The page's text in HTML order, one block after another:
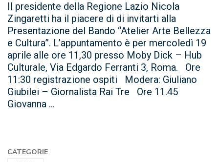
Il presidente della Regione Lazio Nicola
Zingaretti ha il piacere di di invitarti alla
Presentazione del Bando “Atelier Arte Bellezza
e Cultura”. L’appuntamento è per mercoledì 19
aprile alle ore 11,30 presso Moby Dick – Hub
Culturale, Via Edgardo Ferranti 3, Roma. Ore
11:30 registrazione ospiti Modera: Giuliano
Giubilei – Giornalista Rai Tre Ore 11.45
Giovanna ...
CATEGORIE